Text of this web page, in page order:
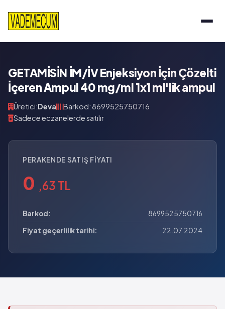
GETAMİSİN İM/İV Enjeksiyon İçin Çözelti
İçeren Ampul 40 mg/ml 1x1 ml'lik ampul
Üretici:Deva
Barkod: 8699525750716
Sadece eczanelerde satılır
PERAKENDE SATIŞ FIYATI
0 ,63 TL
Barkod:
8699525750716
Fiyat geçerlilik tarihi:
22.07.2024